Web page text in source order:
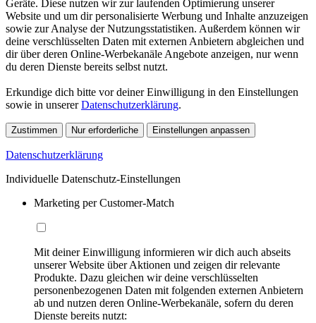
Geräte. Diese nutzen wir zur laufenden Optimierung unserer
Website und um dir personalisierte Werbung und Inhalte anzuzeigen
sowie zur Analyse der Nutzungsstatistiken. Außerdem können wir
deine verschlüsselten Daten mit externen Anbietern abgleichen und
dir über deren Online-Werbekanäle Angebote anzeigen, nur wenn
du deren Dienste bereits selbst nutzt.
Erkundige dich bitte vor deiner Einwilligung in den Einstellungen
sowie in unsererDatenschutzerklärung.
Zustimmen Nur erforderliche Einstellungen anpassen
Datenschutzerklärung
Individuelle Datenschutz-Einstellungen
Marketing per Customer-Match
Mit deiner Einwilligung informieren wir dich auch abseits
unserer Website über Aktionen und zeigen dir relevante
Produkte. Dazu gleichen wir deine verschlüsselten
personenbezogenen Daten mit folgenden externen Anbietern
ab und nutzen deren Online-Werbekanäle, sofern du deren
Dienste bereits nutzt: